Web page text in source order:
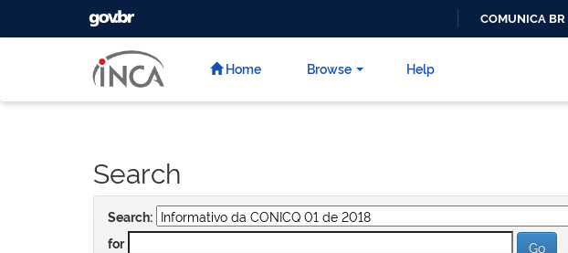
GOVBR
COMUNICA BR
Home Browse Help
Search
Search:
for